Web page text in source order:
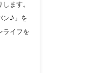
ます。
ン♪」を
ライフを